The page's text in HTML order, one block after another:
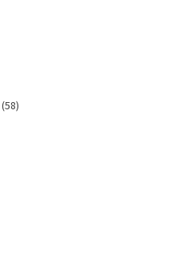
(58)